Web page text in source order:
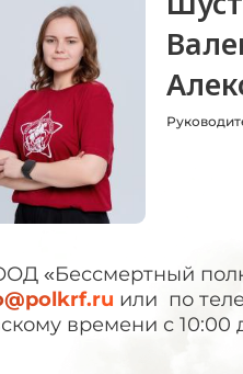
«Бессмертный
или по
времени с 10:00